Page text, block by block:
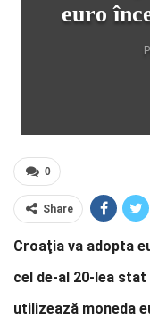
euro
0
Share
Croaţia va adopta
cel de-al 20-lea stat
utilizează moneda